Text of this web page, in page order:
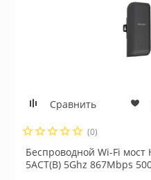
Сравнить
(0)
Беспроводной Wi-Fi мост
5ACT(B) 5Ghz 867Mbps